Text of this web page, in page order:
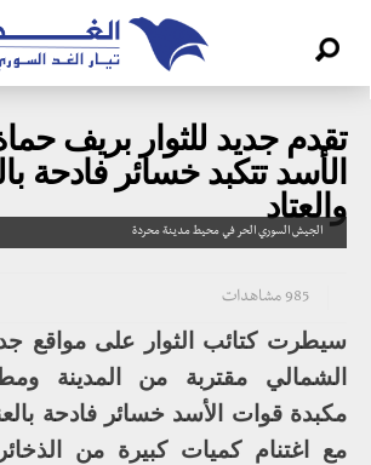
تقدم جديد للثوار بريف
الأسد تتكبد خسائر فادحة
والعتاد
الجيش السوري الحر في محيط مدينة محردة
985 مشاهدات
سيطرت كتائب الثوار على مواقع
الشمالي مقتربة من المدينة
مكبدة قوات الأسد خسائر فادحة
مع اغتنام كميات كبيرة من